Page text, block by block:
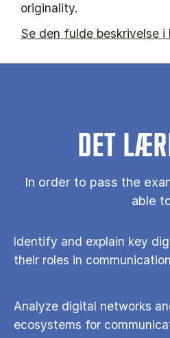
originality.
Se den fulde beskrivelse
DET
In order to pass the
able
Identify and explain key
their roles in
Analyze digital networks
ecosystems for